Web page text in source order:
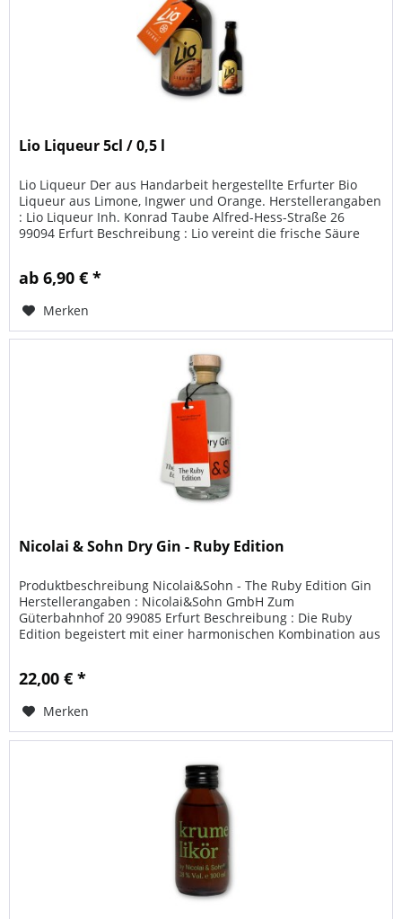
Lio Liqueur 5cl / 0,5 l
Lio Liqueur Der aus Handarbeit hergestellte Erfurter Bio
Liqueur aus Limone, Ingwer und Orange. Herstellerangaben
: Lio Liqueur Inh. Konrad Taube Alfred-Hess-Straße 26
99094 Erfurt Beschreibung : Lio vereint die frische Säure
ab 6,90 € *
Merken
Nicolai & Sohn Dry Gin - Ruby Edition
Produktbeschreibung Nicolai&Sohn - The Ruby Edition Gin
Herstellerangaben : Nicolai&Sohn GmbH Zum
Güterbahnhof 20 99085 Erfurt Beschreibung : Die Ruby
Edition begeistert mit einer harmonischen Kombination aus
22,00 € *
Merken